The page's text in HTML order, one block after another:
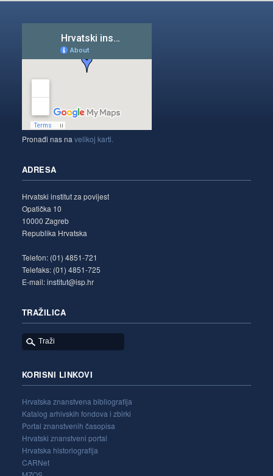
Pronađi nas na velikoj karti.
ADRESA
Hrvatski institut za povijest
Opatička 10
10000 Zagreb
Republika Hrvatska
Telefon: (01) 4851-721
Telefaks: (01) 4851-725
E-mail: institut@isp.hr
TRAŽILICA
KORISNI LINKOVI
Hrvatska znanstvena bibliografija
Katalog arhivskih fondova i zbirki
Portal znanstvenih časopisa
Hrvatski znanstveni portal
Hrvatska historiografija
CARNet